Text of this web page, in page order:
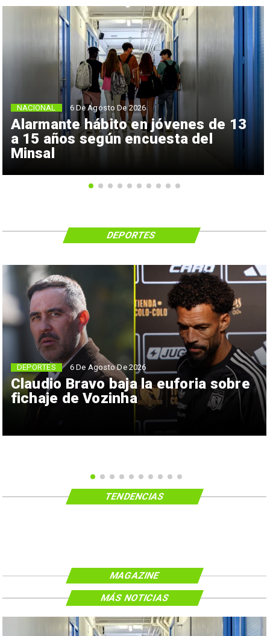
Alarmante hábito en jóvenes de 13
a 15 años según encuesta del
Minsal
NACIONAL 6 De Agosto De 2026
Claudio Bravo baja la euforia sobre
fichaje de Vozinha
DEPORTES 6 De Agosto De 2026
DEPORTES
TENDENCIAS
MAGAZINE
MÁS NOTICIAS